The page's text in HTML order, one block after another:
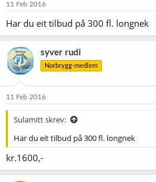
11 Feb 2016
Har du eit tilbud på 300 fl. longnek
syver rudi
Norbrygg-medlem
11 Feb 2016
Sulamitt skrev:
Har du eit tilbud på 300 fl. longnek
kr.1600,-